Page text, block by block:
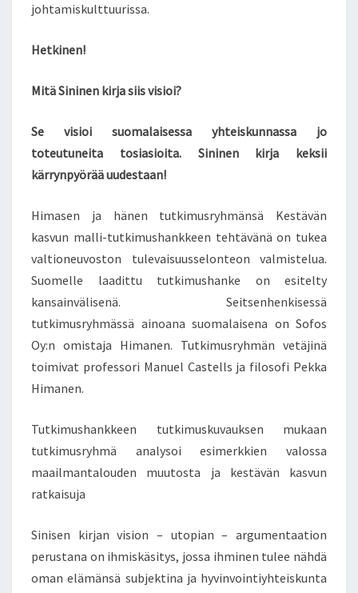
Ö
Ä
L
I
S
I
T
R
V
I
T
Y
Ä
Ä
K
E
johtamiskulttuurissa.
Hetkinen!
Mitä Sininen kirja siis visioi?
Se visioi suomalaisessa yhteiskunnassa jo
toteutuneita tosiasioita. Sininen kirja keksii
kärrynpyörää uudestaan!
Himasen ja hänen tutkimusryhmänsä Kestävän
kasvun malli-tutkimushankkeen tehtävänä on tukea
valtioneuvoston tulevaisuusselonteon valmistelua.
Suomelle laadittu tutkimushanke on esitelty
kansainvälisenä. Seitsenhenkisessä
tutkimusryhmässä ainoana suomalaisena on Sofos
Oy:n omistaja Himanen. Tutkimusryhmän vetäjinä
toimivat professori Manuel Castells ja filosofi Pekka
Himanen.
Tutkimushankkeen tutkimuskuvauksen mukaan
tutkimusryhmä analysoi esimerkkien valossa
maailmantalouden muutosta ja kestävän kasvun
ratkaisuja
Sinisen kirjan vision – utopian – argumentaation
perustana on ihmiskäsitys, jossa ihminen tulee nähdä
oman elämänsä subjektina ja hyvinvointiyhteiskunta